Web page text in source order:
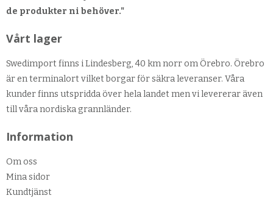
de produkter ni behöver."
Vårt lager
Swedimport finns i Lindesberg, 40 km norr om Örebro. Örebro
är en terminalort vilket borgar för säkra leveranser. Våra
kunder finns utspridda över hela landet men vi levererar även
till våra nordiska grannländer.
Information
Om oss
Mina sidor
Kundtjänst